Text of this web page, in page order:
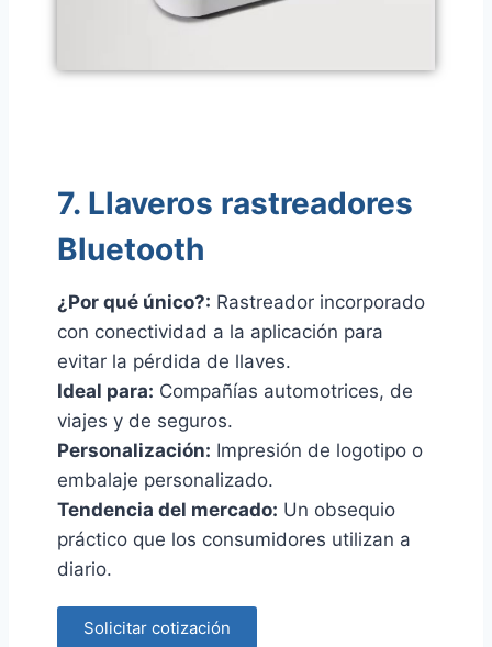
7. Llaveros rastreadores
Bluetooth
¿Por qué único?: Rastreador incorporado
con conectividad a la aplicación para
evitar la pérdida de llaves.
Ideal para: Compañías automotrices, de
viajes y de seguros.
Personalización: Impresión de logotipo o
embalaje personalizado.
Tendencia del mercado: Un obsequio
práctico que los consumidores utilizan a
diario.
Solicitar cotización